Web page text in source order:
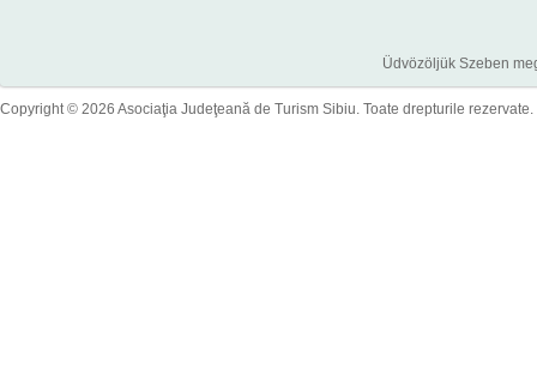
Üdvözöljük Szeben
Copyright © 2026 Asociaţia Judeţeană de Turism Sibiu. Toate drepturile rezervate.